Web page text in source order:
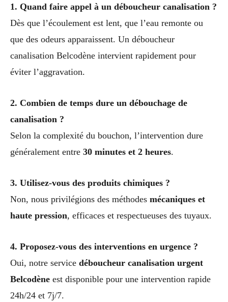
1. Quand faire appel à un déboucheur canalisation ?
Dès que l’écoulement est lent, que l’eau remonte ou
que des odeurs apparaissent. Un déboucheur
canalisation Belcodène intervient rapidement pour
éviter l’aggravation.
2. Combien de temps dure un débouchage de
canalisation ?
Selon la complexité du bouchon, l’intervention dure
généralement entre 30 minutes et 2 heures.
3. Utilisez-vous des produits chimiques ?
Non, nous privilégions des méthodes mécaniques et
haute pression, efficaces et respectueuses des tuyaux.
4. Proposez-vous des interventions en urgence ?
Oui, notre service déboucheur canalisation urgent
Belcodène est disponible pour une intervention rapide
24h/24 et 7j/7.